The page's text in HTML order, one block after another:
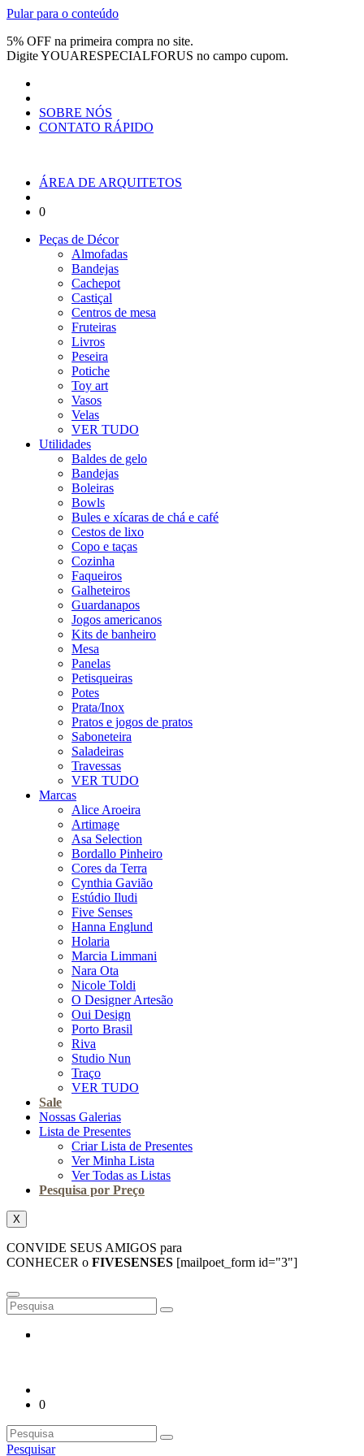
Pular para o conteúdo
5% OFF na primeira compra no site.
DigiteYOUARESPECIALFORUS no campo cupom.
SOBRE NÓS
CONTATO RÁPIDO
ÁREA DE ARQUITETOS
0
Peças de Décor
Almofadas
Bandejas
Cachepot
Castiçal
Centros de mesa
Fruteiras
Livros
Peseira
Potiche
Toy art
Vasos
Velas
VER TUDO
Utilidades
Baldes de gelo
Bandejas
Boleiras
Bowls
Bules e xícaras de chá e café
Cestos de lixo
Copo e taças
Cozinha
Faqueiros
Galheteiros
Guardanapos
Jogos americanos
Kits de banheiro
Mesa
Panelas
Petisqueiras
Potes
Prata/Inox
Pratos e jogos de pratos
Saboneteira
Saladeiras
Travessas
VER TUDO
Marcas
Alice Aroeira
Artimage
Asa Selection
Bordallo Pinheiro
Cores da Terra
Cynthia Gavião
Estúdio Iludi
Five Senses
Hanna Englund
Holaria
Marcia Limmani
Nara Ota
Nicole Toldi
O Designer Artesão
Oui Design
Porto Brasil
Riva
Studio Nun
Traço
VER TUDO
Sale
Nossas Galerias
Lista de Presentes
Criar Lista de Presentes
Ver Minha Lista
Ver Todas as Listas
Pesquisa por Preço
X
CONVIDE SEUS AMIGOS para
CONHECER o FIVESENSES [mailpoet_form id="3"]
0
Pesquisar